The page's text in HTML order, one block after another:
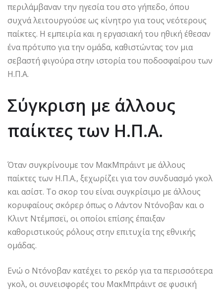
περιλάμβαναν την ηγεσία του στο γήπεδο, όπου
συχνά λειτουργούσε ως κίνητρο για τους νεότερους
παίκτες. Η εμπειρία και η εργασιακή του ηθική έθεσαν
ένα πρότυπο για την ομάδα, καθιστώντας τον μια
σεβαστή φιγούρα στην ιστορία του ποδοσφαίρου των
Η.Π.Α.
Σύγκριση με άλλους
παίκτες των Η.Π.Α.
Όταν συγκρίνουμε τον ΜακΜπράιντ με άλλους
παίκτες των Η.Π.Α., ξεχωρίζει για τον συνδυασμό γκολ
και ασίστ. Το σκορ του είναι συγκρίσιμο με άλλους
κορυφαίους σκόρερ όπως ο Λάντον Ντόνοβαν και ο
Κλιντ Ντέμπσεϊ, οι οποίοι επίσης έπαιξαν
καθοριστικούς ρόλους στην επιτυχία της εθνικής
ομάδας.
Ενώ ο Ντόνοβαν κατέχει το ρεκόρ για τα περισσότερα
γκολ, οι συνεισφορές του ΜακΜπράιντ σε φυσική